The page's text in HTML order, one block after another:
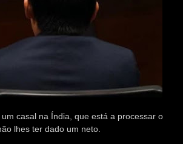
casal na Índia, que está a processar o
lhes ter dado um neto.